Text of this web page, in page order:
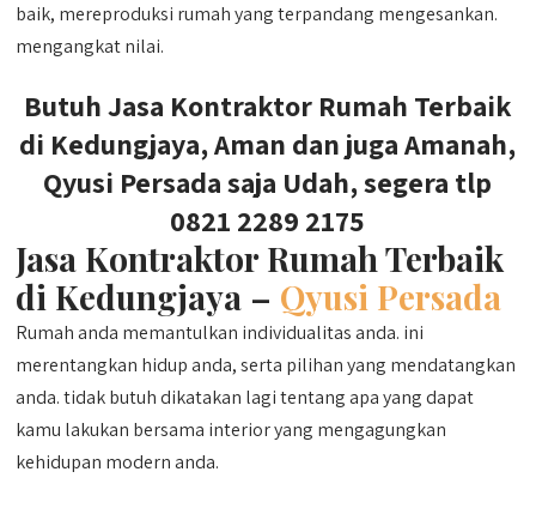
baik, mereproduksi rumah yang terpandang mengesankan.
mengangkat nilai.
Butuh Jasa Kontraktor Rumah Terbaik
di Kedungjaya, Aman dan juga Amanah,
Qyusi Persada saja Udah, segera tlp
0821 2289 2175
Jasa Kontraktor Rumah Terbaik
di Kedungjaya – Qyusi Persada
Rumah anda memantulkan individualitas anda. ini
merentangkan hidup anda, serta pilihan yang mendatangkan
anda. tidak butuh dikatakan lagi tentang apa yang dapat
kamu lakukan bersama interior yang mengagungkan
kehidupan modern anda.